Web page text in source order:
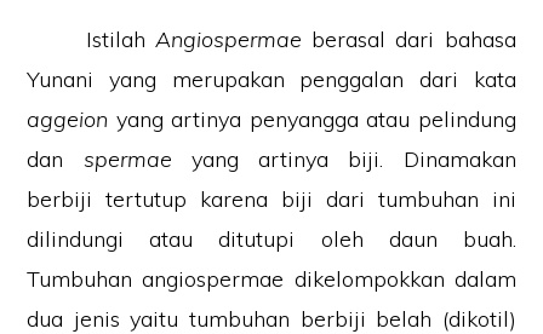
Istilah Angiospermae berasal dari bahasa
Yunani yang merupakan penggalan dari kata
aggeion yang artinya penyangga atau pelindung
dan spermae yang artinya biji. Dinamakan
berbiji tertutup karena biji dari tumbuhan ini
dilindungi atau ditutupi oleh daun buah.
Tumbuhan angiospermae dikelompokkan dalam
dua jenis yaitu tumbuhan berbiji belah (dikotil)